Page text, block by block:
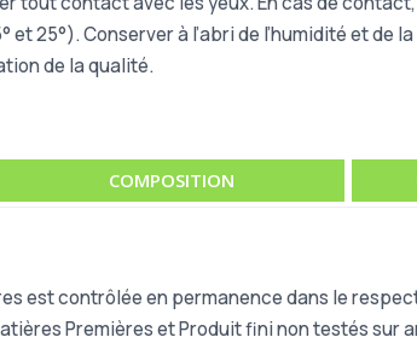
25°). Conserver à l’abri de l’humidité et
de la qualité.
COMPOSITION
est contrôlée en permanence dans le
Premières et Produit fini non testés sur